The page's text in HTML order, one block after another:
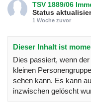
TSV 1889/06
Status
1 Woche zuvor
Dieser Inhalt ist
Dies passiert, wenn
kleinen
sehen kann. Es kann
inzwischen gelöscht